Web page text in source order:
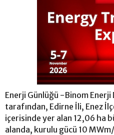
Enerji Günlüğü -Binom Enerji
tarafından, Edirne İli, Enez
içerisinde yer alan 12,06 ha
alanda, kurulu gücü 10